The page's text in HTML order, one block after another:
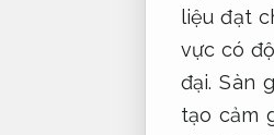
liệu đạt
vực có
đại. Sàn
tạo cảm